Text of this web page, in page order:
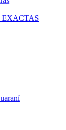
EXACTAS